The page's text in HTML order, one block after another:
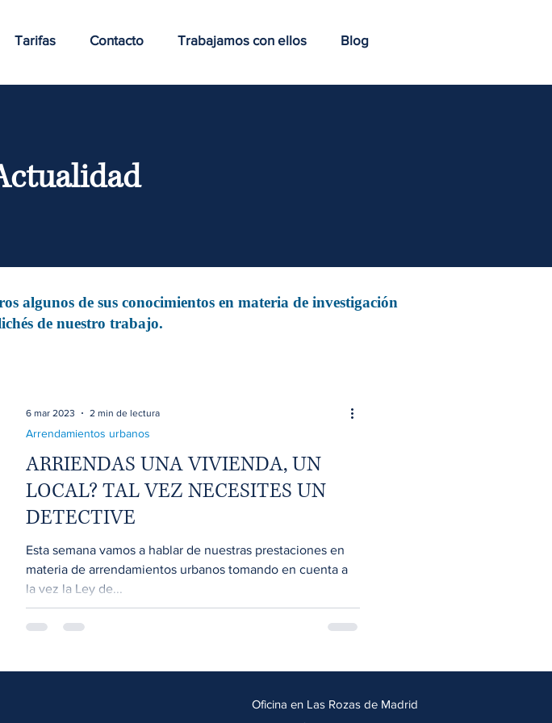
Tarifas Contacto Trabajamos con ellos Blog
algunos de sus conocimientos en materia de investigación
de nuestro trabajo.
ARRIENDAS UNA VIVIENDA, UN
LOCAL? TAL VEZ NECESITES UN
DETECTIVE
Esta semana vamos a hablar de nuestras prestaciones en
materia de arrendamientos urbanos tomando en cuenta a
la vez la Ley de...
Arrendamientos urbanos
6 mar 2023 2 min de lectura
Oficina en Las Rozas de Madrid